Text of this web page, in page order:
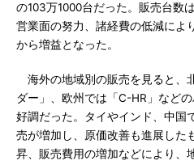
の103万1000台だった。販売台数
営業面の努力、諸経費の低減によ
から増益となった。
海外の地域別の販売を見ると、
ダー」、欧州では「C-HR」など
好調だった。タイやインド、中国
売が増加し、原価改善も進展した
昇、販売費用の増加などにより、